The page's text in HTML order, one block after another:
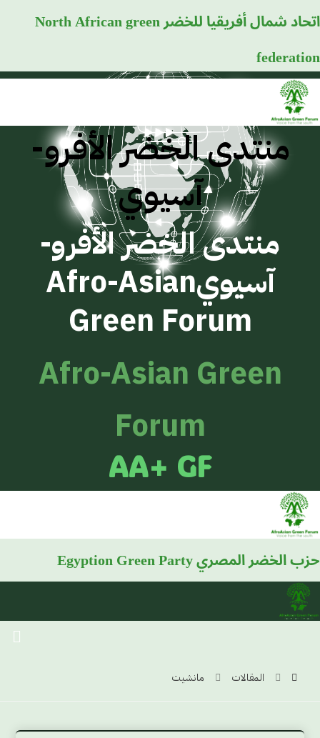
اتحاد شمال أفريقيا للخضرNorth African green
federation
منتدى الخضر الأفرو-
آسيوي
منتدى الخضر الأفرو-
آسيويAfro-Asian
Green Forum
Afro-Asian Green
Forum
AA+ GF
حزب الخضر المصري
المقالات مانشيت